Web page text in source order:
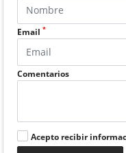
Email*
Comentarios
Acepto recibir